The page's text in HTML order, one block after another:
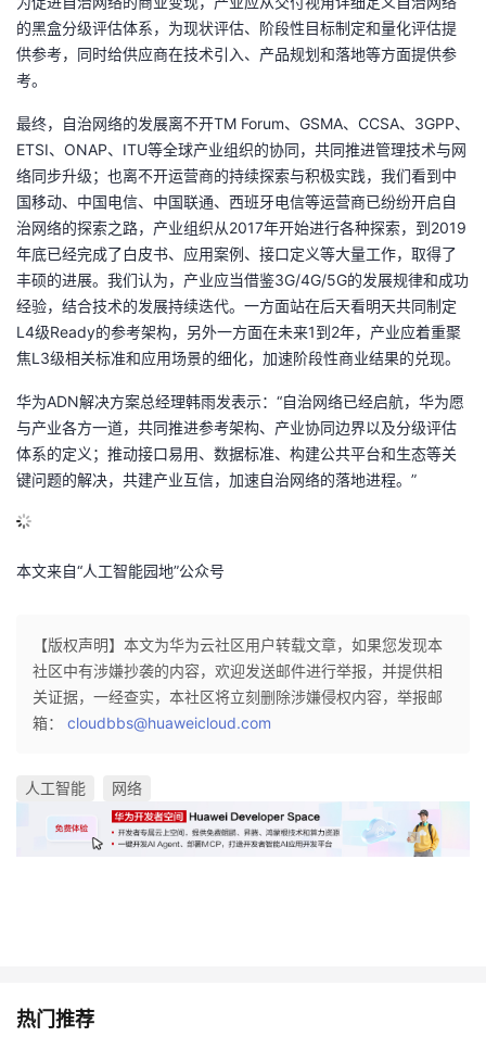
的黑盒分级评估体系，为现状评估、阶段性目标制定和量化评估提
供参考，同时给供应商在技术引入、产品规划和落地等方面提供参
考。
最终，自治网络的发展离不开TM Forum、GSMA、CCSA、3GPP、
ETSI、ONAP、ITU等全球产业组织的协同，共同推进管理技术与网
络同步升级；也离不开运营商的持续探索与积极实践，我们看到中
国移动、中国电信、中国联通、西班牙电信等运营商已纷纷开启自
治网络的探索之路，产业组织从2017年开始进行各种探索，到2019
年底已经完成了白皮书、应用案例、接口定义等大量工作，取得了
丰硕的进展。我们认为，产业应当借鉴3G/4G/5G的发展规律和成功
经验，结合技术的发展持续迭代。一方面站在后天看明天共同制定
L4级Ready的参考架构，另外一方面在未来1到2年，产业应着重聚
焦L3级相关标准和应用场景的细化，加速阶段性商业结果的兑现。
华为ADN解决方案总经理韩雨发表示：“自治网络已经启航，华为愿
与产业各方一道，共同推进参考架构、产业协同边界以及分级评估
体系的定义；推动接口易用、数据标准、构建公共平台和生态等关
键问题的解决，共建产业互信，加速自治网络的落地进程。”
本文来自“人工智能园地”公众号
【版权声明】本文为华为云社区用户转载文章，如果您发现本
社区中有涉嫌抄袭的内容，欢迎发送邮件进行举报，并提供相
关证据，一经查实，本社区将立刻删除涉嫌侵权内容，举报邮
箱： cloudbbs@huaweicloud.com
人工智能 网络
热门推荐